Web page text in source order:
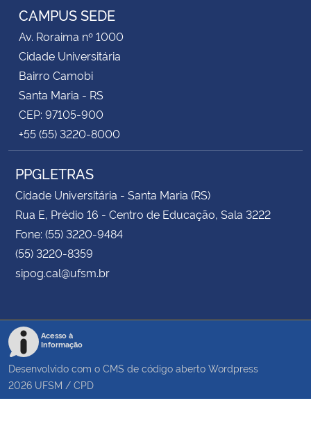
CAMPUS SEDE
Av. Roraima nº 1000
Cidade Universitária
Bairro Camobi
Santa Maria - RS
CEP: 97105-900
+55 (55) 3220-8000
PPGLETRAS
Cidade Universitária - Santa Maria (RS)
Rua E, Prédio 16 - Centro de Educação, Sala 3222
Fone: (55) 3220-9484
(55) 3220-8359
sipog.cal@ufsm.br
Acesso à
Informação
Desenvolvido com o CMS de código aberto Wordpress
2026 UFSM / CPD